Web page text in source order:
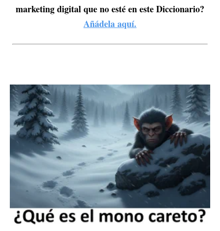
marketing digital que no esté en este Diccionario?
Añádela aquí.